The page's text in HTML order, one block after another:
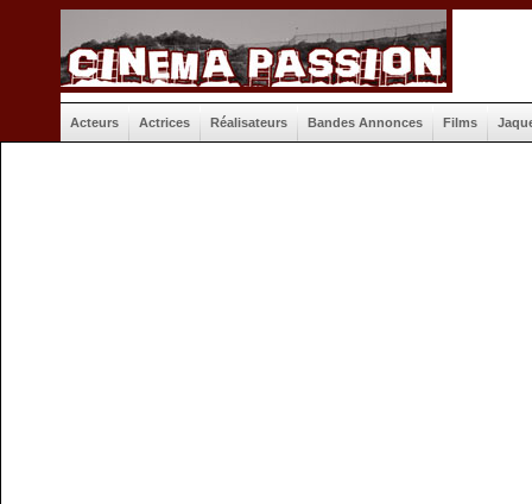
Acteurs Actrices Réalisateurs Bandes Annonces Films